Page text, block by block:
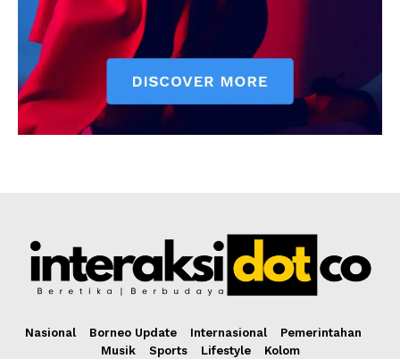
Nasional Borneo Update Internasional
Pemerintahan
Musik
Sports Lifestyle Kolom